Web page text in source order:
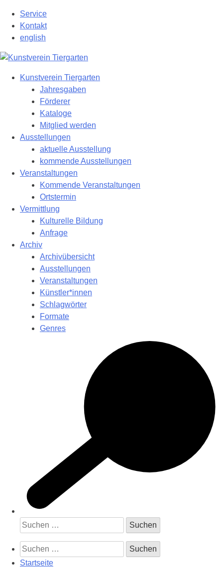
Hauptinhalt
springen
Service
Kontakt
english
Kunstverein Tiergarten
Jahresgaben
Förderer
Kataloge
Mitglied werden
Ausstellungen
aktuelle Ausstellung
kommende Ausstellungen
Veranstaltungen
Kommende Veranstaltungen
Ortstermin
Vermittlung
Kulturelle Bildung
Anfrage
Archiv
Archivübersicht
Ausstellungen
Veranstaltungen
Künstler*innen
Schlagwörter
Formate
Genres
Suchen
nach:
Suchen
nach:
Startseite